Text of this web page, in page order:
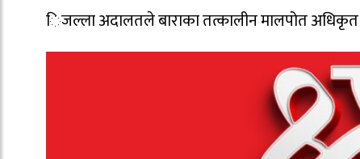
िजल्ला अदालतले बाराका तत्कालीन मालपोत अधिकृत